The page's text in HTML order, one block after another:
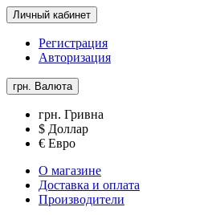
Личный кабинет
Регистрация
Авторизация
грн. Валюта
грн. Гривна
$ Доллар
€ Евро
О магазине
Доставка и оплата
Производители